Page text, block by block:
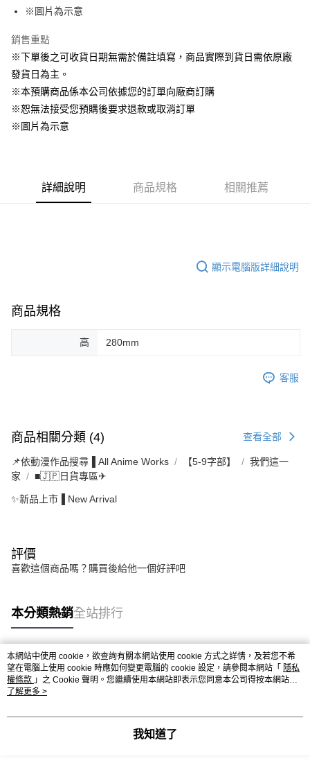
預購訂單-宅配專用(🔺不同預購月份建議分開結帳，避免整筆訂單等
每筆NT$100，滿NT$1,300(含以上)免運費
預購訂單-離島宅配專用-(澎湖/金門/馬祖)(🔺不同預購月份建議分開
結帳，避免整筆訂單等超久)
每筆NT$220
※圖片為示意
銷售重點
※下單後之可收貨日期無需於備註填寫，商品實際到貨日需依原廠
發貨日為主。
※本預購商品係本公司依據您的訂單向廠商訂購
※恕無法接受您預購後要求退款或取消訂單
※圖片為示意
詳細說明 商品規格 相關推薦
顯示電腦版詳細說明
商品規格
高 280mm
客服
商品相關分類 (4) 查看全部
📌依動漫作品搜尋▐ All Anime Works 【5-9字部】
我們這一
家
■🇯🇵日貨專區✈
✨新品上市▐ New Arrival
評價
喜歡這個商品嗎？購買後給他一個好評吧
本分類熱銷全站排行
熱門標籤
本網站中使用 cookie，欲查詢有關本網站使用 cookie 方式之詳情，及若您不希
望在電腦上使用 cookie 時應如何變更電腦的 cookie 設定，請參閱本網站「 隱私
權條款 」之 Cookie 聲明。您繼續使用本網站即表示您同意本公司得按本網站使
用條款之 Cookie 聲明使用 cookie。
了解更多 >
我知道了